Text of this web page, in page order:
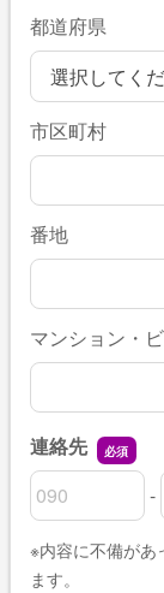
都道府県
市区町村
番地
マンション・
連絡先
連絡先の市外-
連絡先の市内
連絡先の加入
※内容に不備があ
ます。